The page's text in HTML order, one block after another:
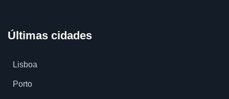
Últimas cidades
Lisboa
Porto